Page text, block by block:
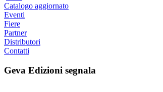
Catalogo aggiornato
Eventi
Fiere
Partner
Distributori
Contatti
Geva Edizioni segnala